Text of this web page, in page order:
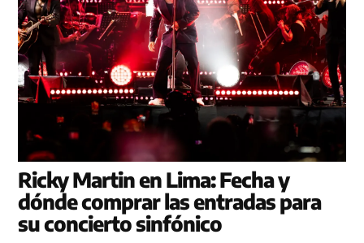
Ricky Martin en Lima: Fecha y
dónde comprar las entradas para
su concierto sinfónico